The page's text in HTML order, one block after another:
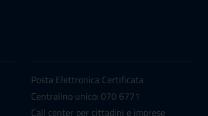
Posta Elettronica Certificata
Centralino unico: 070 6771
Call center per cittadini e imprese